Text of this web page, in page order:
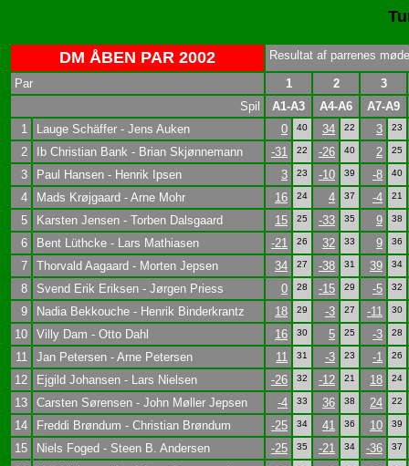
DM ÅBEN PAR 2002 Resultat af parrenes møde
Par 1 2
3
Spil
A1-A3 A4-A6
A7-A9
1
Lauge Schäffer - Jens Auken 0 40 34 22 3 23
2 Ib Christian Bank - Brian Skjønnemann -31 22 -26 40 2 25
3 Paul Hansen - Henrik Ipsen 3 23 -10 39 -8 40
4 Mads Krøjgaard - Arne Mohr 16 24 4 37 -4 21
5 Karsten Jensen - Torben Dalsgaard 15 25 -33 35 9 38
6 Bent Lüthcke - Lars Mathiasen -21 26 32 33 9 36
7 Thorvald Aagaard - Morten Jepsen 34 27 -38 31 39 34
8 Svend Erik Eriksen - Jørgen Priess 0 28 -15 29 -5 32
9 Nadia Bekkouche - Henrik Binderkrantz 18 29 -3 27 -11 30
10 Villy Dam - Otto Dahl 16 30 5 25 -3 28
11 Jan Petersen - Arne Petersen 11 31 -3 23 -1 26
12 Ejgild Johansen - Lars Nielsen -26 32 -12 21 18 24
13 Carsten Sørensen - John Møller Jepsen -4 33 36 38 24 22
14 Freddi Brøndum - Christian Brøndum -25 34 41 36 10 39
15 Niels Foged - Steen B. Andersen -25 35 -21 34 -36 37